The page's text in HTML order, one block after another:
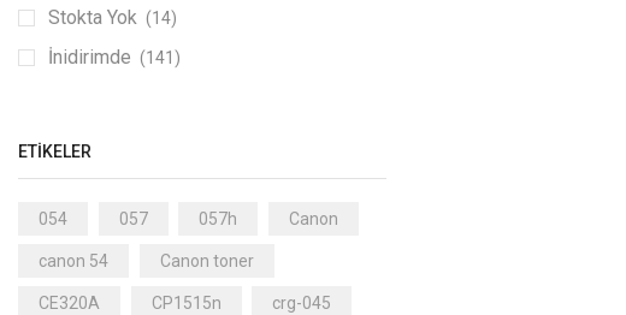
Stokta Yok (14)
İnidirimde (141)
ETIKELER
054 057 057h Canon
canon 54 Canon toner
CE320A CP1515n crg-045